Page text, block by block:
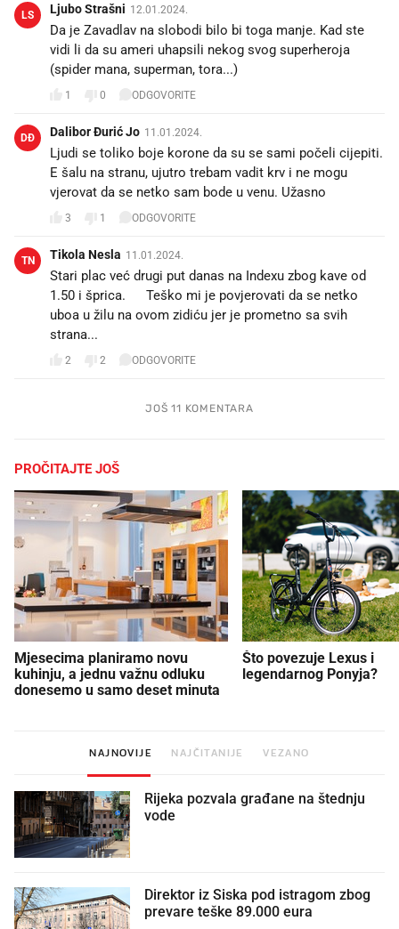
LS Ljubo Strašni 12.01.2024.
Da je Zavadlav na slobodi bilo bi toga manje. Kad ste
vidi li da su ameri uhapsili nekog svog superheroja
(spider mana, superman, tora...)
1 0 ODGOVORITE
DĐ Dalibor Đurić Jo 11.01.2024.
Ljudi se toliko boje korone da su se sami počeli cijepiti.
E šalu na stranu, ujutro trebam vadit krv i ne mogu
vjerovat da se netko sam bode u venu. Užasno
3 1 ODGOVORITE
TN Tikola Nesla 11.01.2024.
Stari plac već drugi put danas na Indexu zbog kave od
1.50 i šprica.😅 Teško mi je povjerovati da se netko
uboa u žilu na ovom zidiću jer je prometno sa svih
strana...
2 2 ODGOVORITE
JOŠ 11 KOMENTARA
PROČITAJTE JOŠ
Mjesecima planiramo novu
kuhinju, a jednu važnu odluku
donesemo u samo deset minuta
Što povezuje Lexus i
legendarnog Ponyja?
NAJNOVIJE NAJČITANIJE VEZANO
Rijeka pozvala građane na štednju
vode
Direktor iz Siska pod istragom zbog
prevare teške 89.000 eura